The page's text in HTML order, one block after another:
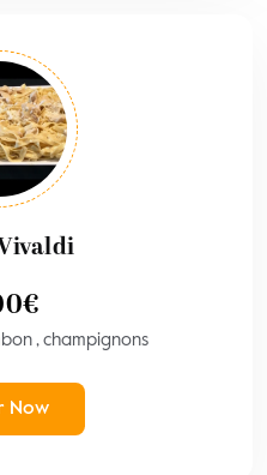
€
, champignons
Now